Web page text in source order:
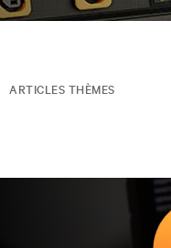
ARTICLES THÈMES